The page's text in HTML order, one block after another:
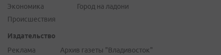
Экономика
Происшествия
Город на ладони
Издательство
Реклама
Архив газеты "Владивосток"